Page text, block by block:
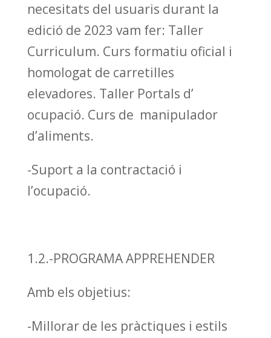
necesitats del usuaris durant la
edició de 2023 vam fer: Taller
Curriculum. Curs formatiu oficial i
homologat de carretilles
elevadores. Taller Portals d’
ocupació. Curs de manipulador
d’aliments.
-Suport a la contractació i
l’ocupació.
1.2.-PROGRAMA APPREHENDER
Amb els objetius:
-Millorar de les pràctiques i estils